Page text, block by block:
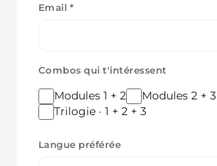
Email *
Combos qui t'intéressent
Modules 1 + 2
Modules 2 + 3
Trilogie · 1 + 2 + 3
Langue préférée